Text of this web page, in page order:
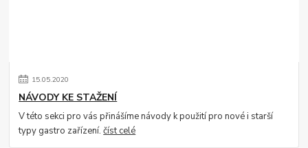
15.05.2020
NÁVODY KE STAŽENÍ
V této sekci pro vás přinášíme návody k použití pro nové i starší
typy gastro zařízení.číst celé